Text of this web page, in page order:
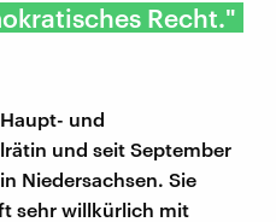
Recht."
und
und seit September
Niedersachsen. Sie
sehr willkürlich mit